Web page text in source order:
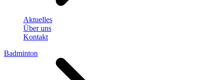
Aktuelles
Über uns
Kontakt
Badminton